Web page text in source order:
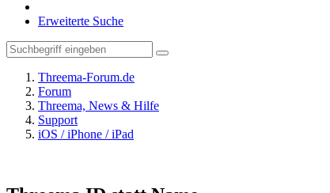
Erweiterte Suche
Threema-Forum.de
Forum
Threema, News & Hilfe
Support
iOS / iPhone / iPad